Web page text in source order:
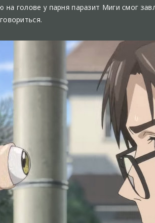
на голове у парня паразит Миги смог